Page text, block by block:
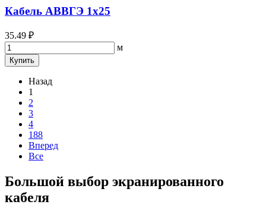
Кабель АВВГЭ 1х25
35.49 ₽
м
Купить
Назад
1
2
3
4
188
Вперед
Все
Большой выбор экранированного
кабеля